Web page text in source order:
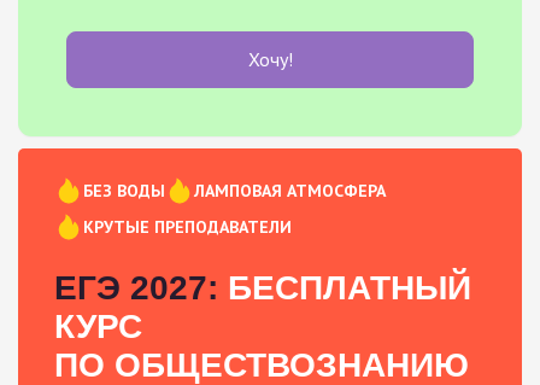
Хочу!
БЕЗ ВОДЫ
ЛАМПОВАЯ АТМОСФЕРА
КРУТЫЕ ПРЕПОДАВАТЕЛИ
ЕГЭ 2027: БЕСПЛАТНЫЙ
КУРС
ПО ОБЩЕСТВОЗНАНИЮ